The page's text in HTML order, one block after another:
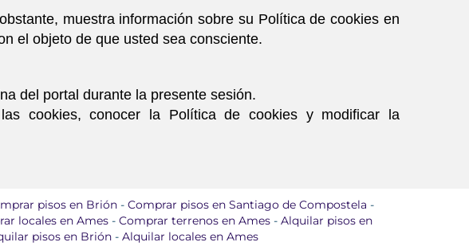
muestra información sobre su Política de cookies en
el objeto de que usted sea consciente.
del portal durante la presente sesión.
cookies, conocer la Política de cookies y modificar la
pisos en Brión- Comprar pisos en Santiago de Compostela -
locales en Ames - Comprar terrenos en Ames - Alquilar pisos en
pisos en Brión - Alquilar locales en Ames